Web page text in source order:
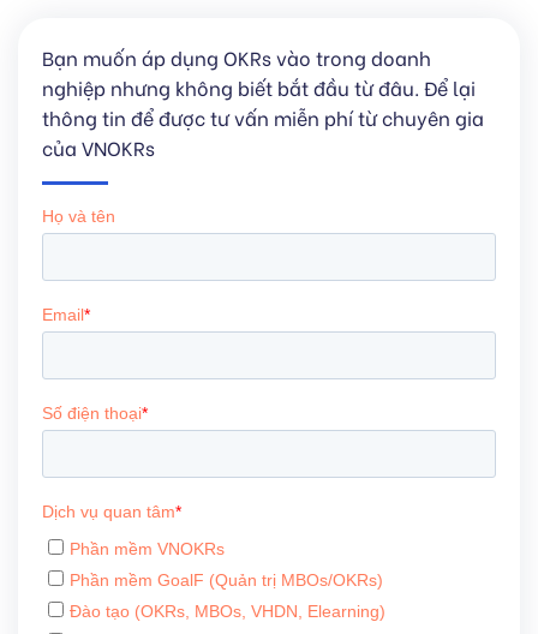
Bạn muốn áp dụng OKRs vào trong doanh
nghiệp nhưng không biết bắt đầu từ đâu. Để lại
thông tin để được tư vấn miễn phí từ chuyên gia
của VNOKRs